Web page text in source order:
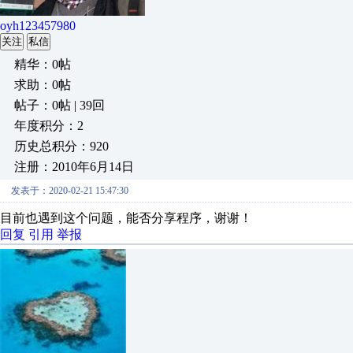
oyh123457980
关注 私信
精华：0帖
求助：0帖
帖子：0帖 | 39回
年度积分：2
历史总积分：920
注册：2010年6月14日
发表于：2020-02-21 15:47:30
目前也遇到这个问题，能否分享程序，谢谢！
回复 引用 举报